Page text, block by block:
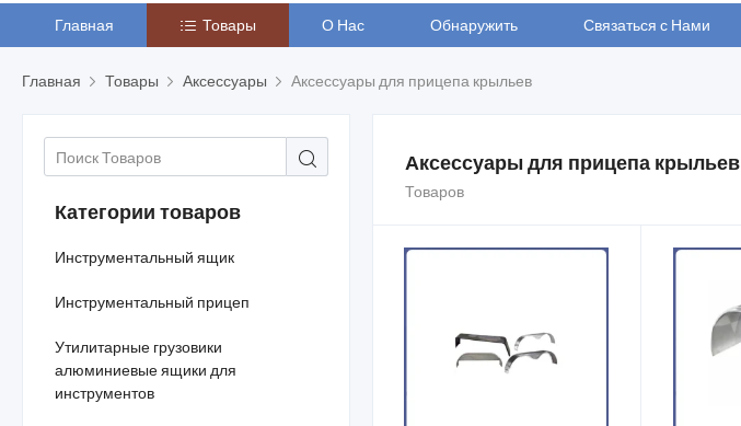
Главная Товары О Нас Обнаружить Связаться с Нами
Главная Товары Аксессуары Аксессуары для прицепа крыльев
Категории товаров
Инструментальный ящик
Инструментальный прицеп
Утилитарные грузовики
алюминиевые ящики для
инструментов
Аксессуары для прицепа крыльев
Товаров